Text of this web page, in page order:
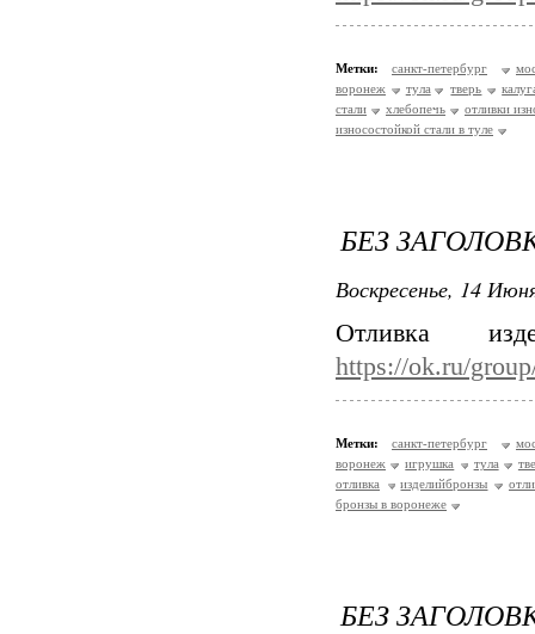
Метки: санкт-петербург
воронеж
тула тверь
стали
хлебопечь
отливки
износостойкой стали в туле
БЕЗ
Воскресенье, 14
Отливка
https://ok.ru/
Метки: санкт-петербург
воронеж
игрушка тула
отливка
изделийбронзы
бронзы в воронеже
БЕЗ